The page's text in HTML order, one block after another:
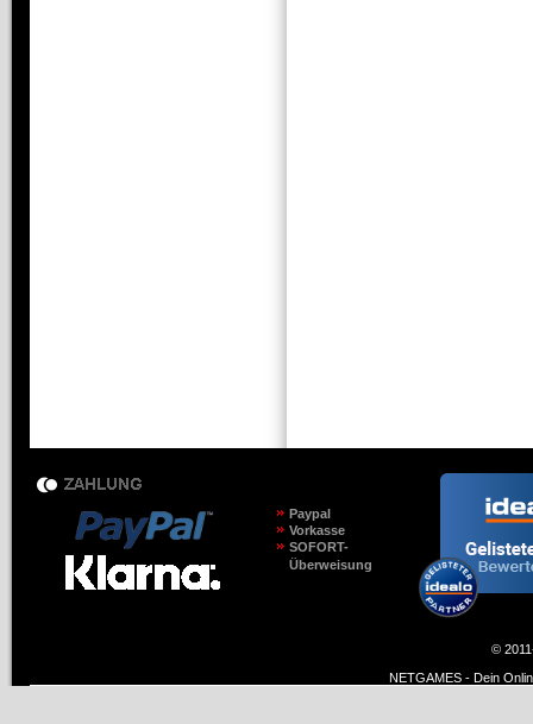
Paypal
Vorkasse
SOFORT-
Überweisung
©
NETGAMES - Dein